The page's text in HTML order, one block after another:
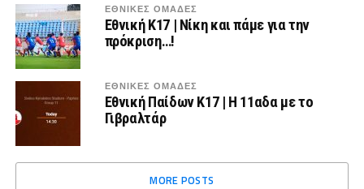
ΕΘΝΙΚΕΣ ΟΜΑΔΕΣ
Εθνική Κ17 | Νίκη και πάμε για την
πρόκριση…!
ΕΘΝΙΚΕΣ ΟΜΑΔΕΣ
Εθνική Παίδων Κ17 | Η 11αδα με το
Γιβραλτάρ
MORE POSTS